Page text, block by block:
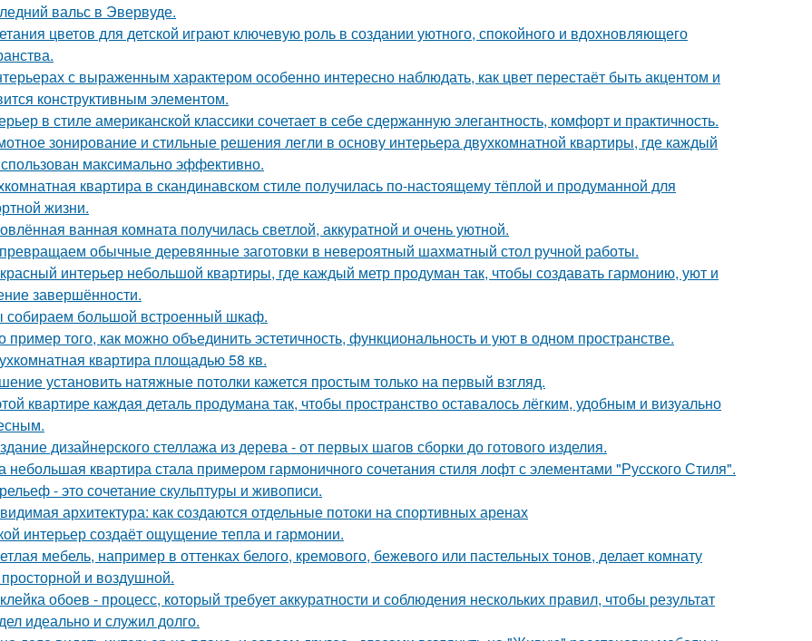
вальс в Эвервуде.
цветов для детской играют ключевую роль в создании уютного, спокойного и вдохновляющего
с выраженным характером особенно интересно наблюдать, как цвет перестаёт быть акцентом и
конструктивным элементом.
в стиле американской классики сочетает в себе сдержанную элегантность, комфорт и практичность.
зонирование и стильные решения легли в основу интерьера двухкомнатной квартиры, где каждый
максимально эффективно.
квартира в скандинавском стиле получилась по-настоящему тёплой и продуманной для
жизни.
ванная комната получилась светлой, аккуратной и очень уютной.
обычные деревянные заготовки в невероятный шахматный стол ручной работы.
интерьер небольшой квартиры, где каждый метр продуман так, чтобы создавать гармонию, уют и
завершённости.
большой встроенный шкаф.
пример того, как можно объединить эстетичность, функциональность и уют в одном пространстве.
квартира площадью 58 кв.
установить натяжные потолки кажется простым только на первый взгляд.
квартире каждая деталь продумана так, чтобы пространство оставалось лёгким, удобным и визуально
дизайнерского стеллажа из дерева - от первых шагов сборки до готового изделия.
небольшая квартира стала примером гармоничного сочетания стиля лофт с элементами "Русского Стиля".
- это сочетание скульптуры и живописи.
архитектура: как создаются отдельные потоки на спортивных аренах
интерьер создаёт ощущение тепла и гармонии.
мебель, например в оттенках белого, кремового, бежевого или пастельных тонов, делает комнату
и воздушной.
обоев - процесс, который требует аккуратности и соблюдения нескольких правил, чтобы результат
идеально и служил долго.